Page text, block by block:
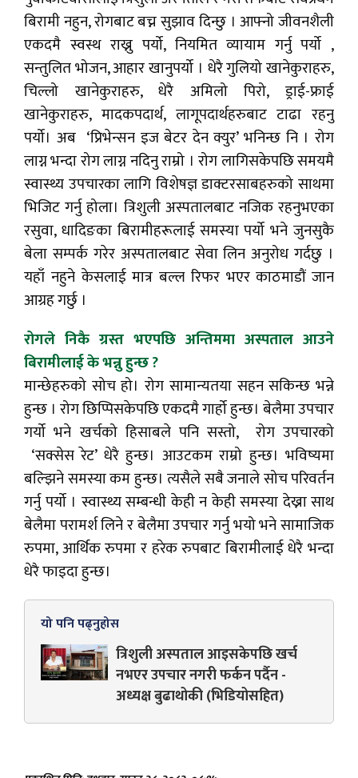
बिरामी नहुन, रोगबाट बच्न सुझाव दिन्छु । आफ्नो जीवनशैली
एकदमै स्वस्थ राख्नु पर्यो, नियमित व्यायाम गर्नु पर्यो ,
सन्तुलित भोजन, आहार खानुपर्यो । धेरै गुलियो खानेकुराहरु,
चिल्लो खानेकुराहरु, धेरै अमिलो पिरो, ड्राई-फ्राई
खानेकुराहरु, मादकपदार्थ, लागूपदार्थहरुबाट टाढा रहनु
पर्यो। अब ‘प्रिभेन्सन इज बेटर देन क्युर’ भनिन्छ नि । रोग
लाग्न भन्दा रोग लाग्न नदिनु राम्रो । रोग लागिसकेपछि समयमै
स्वास्थ्य उपचारका लागि विशेषज्ञ डाक्टरसाबहरुको साथमा
भिजिट गर्नु होला। त्रिशुली अस्पतालबाट नजिक रहनुभएका
रसुवा, धादिङका बिरामीहरूलाई समस्या पर्यो भने जुनसुकै
बेला सम्पर्क गरेर अस्पतालबाट सेवा लिन अनुरोध गर्दछु ।
यहाँ नहुने केसलाई मात्र बल्ल रिफर भएर काठमाडौं जान
आग्रह गर्छु ।
रोगले निकै ग्रस्त भएपछि अन्तिममा अस्पताल आउने
बिरामीलाई के भन्नु हुन्छ ?
मान्छेहरुको सोच हो। रोग सामान्यतया सहन सकिन्छ भन्ने
हुन्छ । रोग छिप्पिसकेपछि एकदमै गार्हो हुन्छ। बेलैमा उपचार
गर्यो भने खर्चको हिसाबले पनि सस्तो, रोग उपचारको
‘सक्सेस रेट’ धेरै हुन्छ। आउटकम राम्रो हुन्छ। भविष्यमा
बल्झिने समस्या कम हुन्छ। त्यसैले सबै जनाले सोच परिवर्तन
गर्नु पर्यो । स्वास्थ्य सम्बन्धी केही न केही समस्या देख्ना साथ
बेलैमा परामर्श लिने र बेलैमा उपचार गर्नु भयो भने सामाजिक
रुपमा, आर्थिक रुपमा र हरेक रुपबाट बिरामीलाई धेरै भन्दा
धेरै फाइदा हुन्छ।
यो पनि पढ्नुहोस
त्रिशुली अस्पताल आइसकेपछि खर्च
नभएर उपचार नगरी फर्कन पर्दैन -
अध्यक्ष बुढाथोकी (भिडियोसहित)